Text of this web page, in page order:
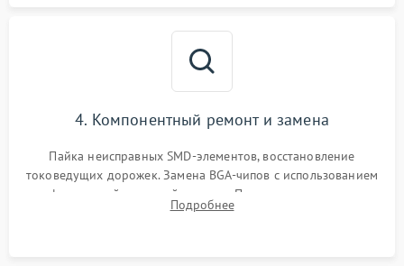
4. Компонентный ремонт и замена
Пайка неисправных SMD-элементов, восстановление
токоведущих дорожек. Замена BGA-чипов с использованием
инфракрасной паяльной станции. Прошивка микросхемы
BIOS или замена поврежденных портов USB
Подробнее